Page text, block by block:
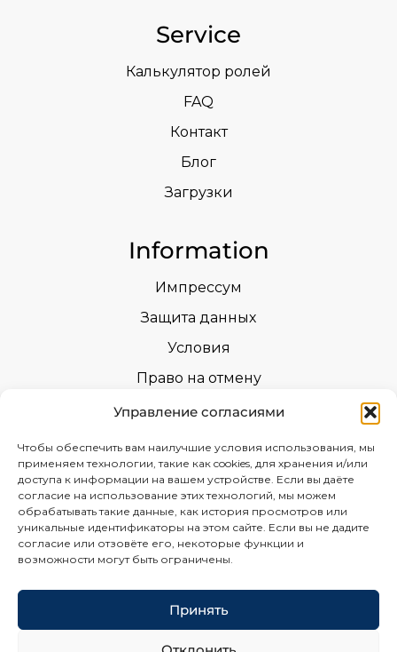
Управление согласиями
Чтобы обеспечить вам наилучшие условия использования, мы
применяем технологии, такие как cookies, для хранения и/или
доступа к информации на вашем устройстве. Если вы даёте
согласие на использование этих технологий, мы можем
обрабатывать такие данные, как история просмотров или
уникальные идентификаторы на этом сайте. Если вы не дадите
согласие или отзовёте его, некоторые функции и
возможности могут быть ограничены.
Принять
Service
Калькулятор ролей
FAQ
Контакт
Блог
Загрузки
Information
Импрессум
Защита данных
Условия
Право на отмену
Возврат товара
Сертификаты
Декларации эксплуатационных характеристик
бланк отзыва
Social